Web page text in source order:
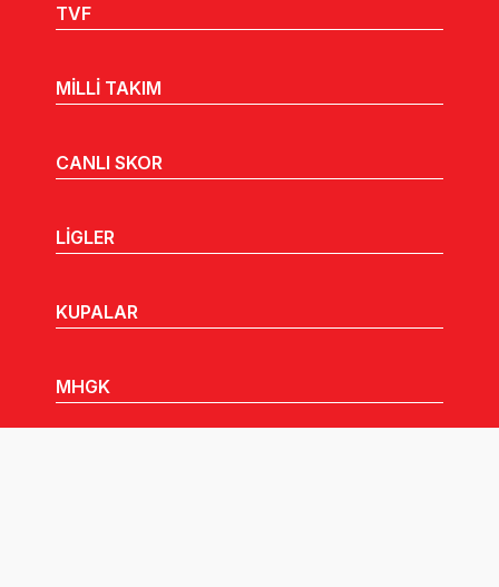
TVF
MİLLİ TAKIM
CANLI SKOR
LİGLER
KUPALAR
MHGK